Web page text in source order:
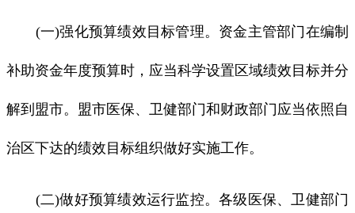
(一)强化预算绩效目标管理。资金主管部门在编制
补助资金年度预算时，应当科学设置区域绩效目标并分
解到盟市。盟市医保、卫健部门和财政部门应当依照自
治区下达的绩效目标组织做好实施工作。
(二)做好预算绩效运行监控。各级医保、卫健部门